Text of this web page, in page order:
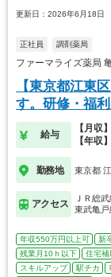
更新日：2026年6月18日
正社員 調剤薬局
ファーマライズ薬局
【東京都江東
す。研修・福
給与
【月収
【年収
勤務地 東京都
アクセス
ＪＲ総
東武亀戸
年収550万円以上可 新
残業月10ｈ以下
住宅補
スキルアップ
駅チカ